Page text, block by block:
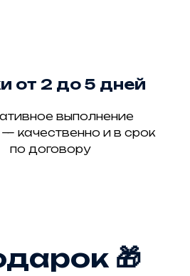
от 2 до 5 дней
выполнение
качественно и в срок
по договору
🎁